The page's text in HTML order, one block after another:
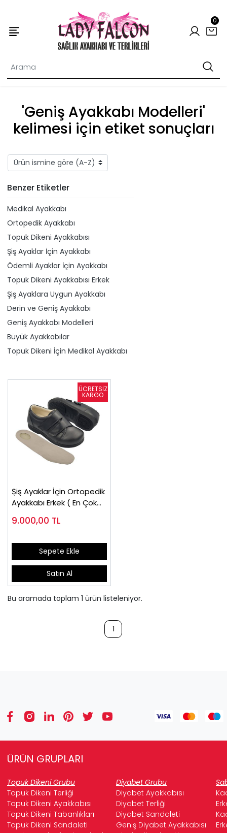
0
'Geniş Ayakkabı Modelleri'
kelimesi için etiket sonuçları
Benzer Etiketler
Medikal Ayakkabı
Ortopedik Ayakkabı
Topuk Dikeni Ayakkabısı
Şiş Ayaklar İçin Ayakkabı
Ödemli Ayaklar İçin Ayakkabı
Topuk Dikeni Ayakkabısı Erkek
Şiş Ayaklara Uygun Ayakkabı
Derin ve Geniş Ayakkabı
Geniş Ayakkabı Modelleri
Büyük Ayakkabılar
Topuk Dikeni İçin Medikal Ayakkabı
Şiş Ayaklar İçin Ortopedik
Ayakkabı Erkek ( En Çok
9.000,00 TL
Sepete Ekle
Satın Al
Bu aramada toplam 1 ürün listeleniyor.
1
ÜRÜN GRUPLARI
Topuk Dikeni Grubu Diyabet Grubu
Topuk Dikeni Terliği
Diyabet Ayakkabısı
Topuk Dikeni Ayakkabısı
Diyabet Terliği
Topuk Dikeni Tabanlıkları
Diyabet Sandaleti
Topuk Dikeni Sandaleti
Geniş Diyabet Ayakkabısı